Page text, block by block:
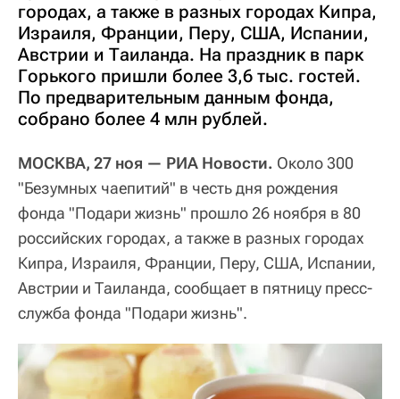
городах, а также в разных городах Кипра,
Израиля, Франции, Перу, США, Испании,
Австрии и Таиланда. На праздник в парк
Горького пришли более 3,6 тыс. гостей.
По предварительным данным фонда,
собрано более 4 млн рублей.
МОСКВА, 27 ноя — РИА Новости. Около 300
"Безумных чаепитий" в честь дня рождения
фонда "Подари жизнь" прошло 26 ноября в 80
российских городах, а также в разных городах
Кипра, Израиля, Франции, Перу, США, Испании,
Австрии и Таиланда, сообщает в пятницу пресс-
служба фонда "Подари жизнь".